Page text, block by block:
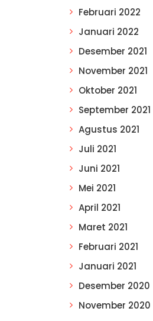
Februari 2022
Januari 2022
Desember 2021
November 2021
Oktober 2021
September 2021
Agustus 2021
Juli 2021
Juni 2021
Mei 2021
April 2021
Maret 2021
Februari 2021
Januari 2021
Desember 2020
November 2020